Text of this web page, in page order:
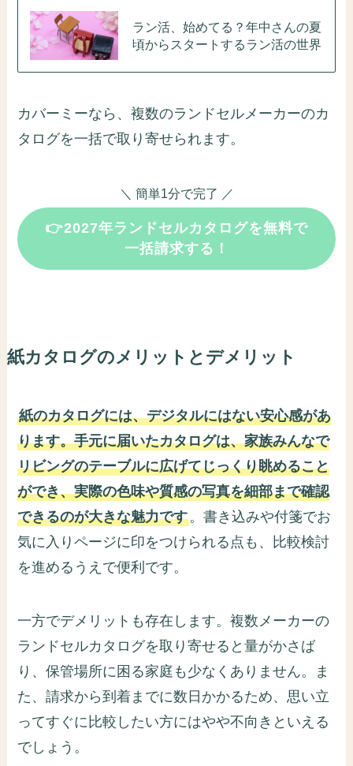
ラン活、始めてる？年中さんの夏
頃からスタートするラン活の世界
カバーミーなら、複数のランドセルメーカーのカ
タログを一括で取り寄せられます。
＼ 簡単1分で完了 ／
👉2027年ランドセルカタログを無料で
一括請求する！
紙カタログのメリットとデメリット
紙のカタログには、デジタルにはない安心感があ
ります。手元に届いたカタログは、家族みんなで
リビングのテーブルに広げてじっくり眺めること
ができ、実際の色味や質感の写真を細部まで確認
できるのが大きな魅力です。書き込みや付箋でお
気に入りページに印をつけられる点も、比較検討
を進めるうえで便利です。
一方でデメリットも存在します。複数メーカーの
ランドセルカタログを取り寄せると量がかさば
り、保管場所に困る家庭も少なくありません。ま
た、請求から到着までに数日かかるため、思い立
ってすぐに比較したい方にはやや不向きといえる
でしょう。